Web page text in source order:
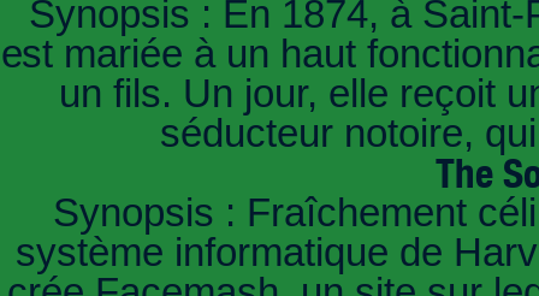
Synopsis : En 1874, à
est mariée à un haut
un fils. Un jour, elle reçoit
séducteur notoire,
The
Synopsis : Fraîchement
système informatique de